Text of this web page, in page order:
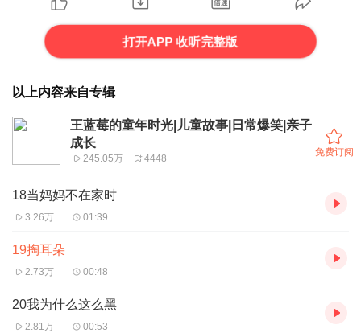
打开APP 收听完整版
以上内容来自专辑
王蓝莓的童年时光|儿童故事|日常爆笑|亲子
成长
245.05万 4448
免费订阅
18当妈妈不在家时
3.26万 01:39
19掏耳朵
2.73万 00:48
20我为什么这么黑
2.81万 00:53